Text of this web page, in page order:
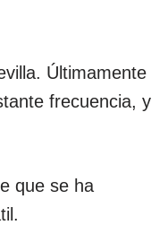
Últimamente
frecuencia, y
que se ha